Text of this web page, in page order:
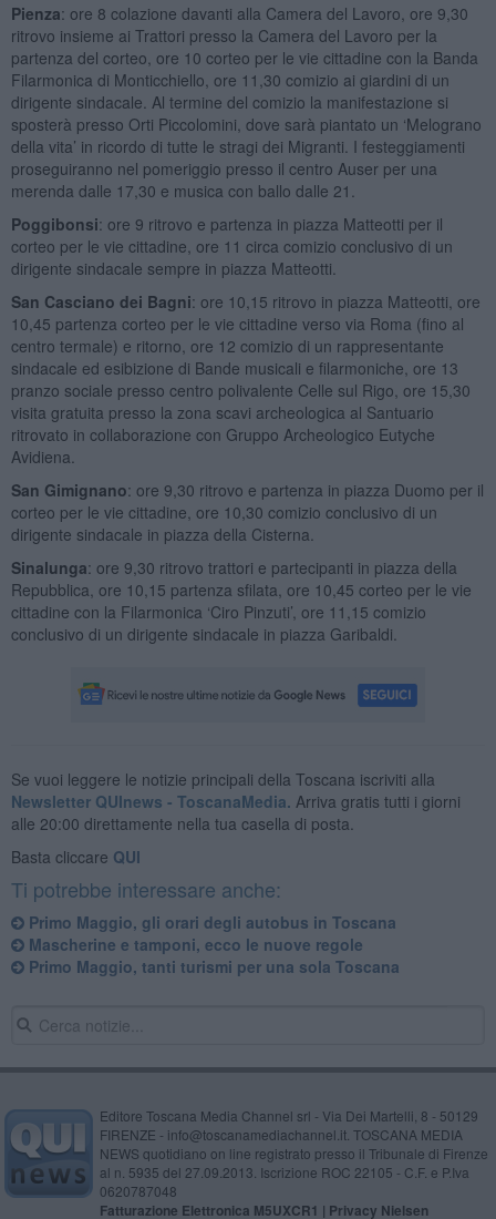
Pienza: ore 8 colazione davanti alla Camera del Lavoro, ore 9,30
ritrovo insieme ai Trattori presso la Camera del Lavoro per la
partenza del corteo, ore 10 corteo per le vie cittadine con la Banda
Filarmonica di Monticchiello, ore 11,30 comizio ai giardini di un
dirigente sindacale. Al termine del comizio la manifestazione si
sposterà presso Orti Piccolomini, dove sarà piantato un ‘Melograno
della vita’ in ricordo di tutte le stragi dei Migranti. I festeggiamenti
proseguiranno nel pomeriggio presso il centro Auser per una
merenda dalle 17,30 e musica con ballo dalle 21.
Poggibonsi: ore 9 ritrovo e partenza in piazza Matteotti per il
corteo per le vie cittadine, ore 11 circa comizio conclusivo di un
dirigente sindacale sempre in piazza Matteotti.
San Casciano dei Bagni: ore 10,15 ritrovo in piazza Matteotti, ore
10,45 partenza corteo per le vie cittadine verso via Roma (fino al
centro termale) e ritorno, ore 12 comizio di un rappresentante
sindacale ed esibizione di Bande musicali e filarmoniche, ore 13
pranzo sociale presso centro polivalente Celle sul Rigo, ore 15,30
visita gratuita presso la zona scavi archeologica al Santuario
ritrovato in collaborazione con Gruppo Archeologico Eutyche
Avidiena.
San Gimignano: ore 9,30 ritrovo e partenza in piazza Duomo per il
corteo per le vie cittadine, ore 10,30 comizio conclusivo di un
dirigente sindacale in piazza della Cisterna.
Sinalunga: ore 9,30 ritrovo trattori e partecipanti in piazza della
Repubblica, ore 10,15 partenza sfilata, ore 10,45 corteo per le vie
cittadine con la Filarmonica ‘Ciro Pinzuti’, ore 11,15 comizio
conclusivo di un dirigente sindacale in piazza Garibaldi.
Se vuoi leggere le notizie principali della Toscana iscriviti alla
Newsletter QUInews - ToscanaMedia. Arriva gratis tutti i giorni
alle 20:00 direttamente nella tua casella di posta.
Basta cliccare QUI
Ti potrebbe interessare anche:
Primo Maggio, gli orari degli autobus in Toscana
Mascherine e tamponi, ecco le nuove regole
Primo Maggio, tanti turismi per una sola Toscana
Editore Toscana Media Channel srl - Via Dei Martelli, 8 - 50129
FIRENZE - info@toscanamediachannel.it. TOSCANA MEDIA
NEWS quotidiano on line registrato presso il Tribunale di Firenze
al n. 5935 del 27.09.2013. Iscrizione ROC 22105 - C.F. e P.Iva
0620787048
Fatturazione Elettronica M5UXCR1 | Privacy Nielsen